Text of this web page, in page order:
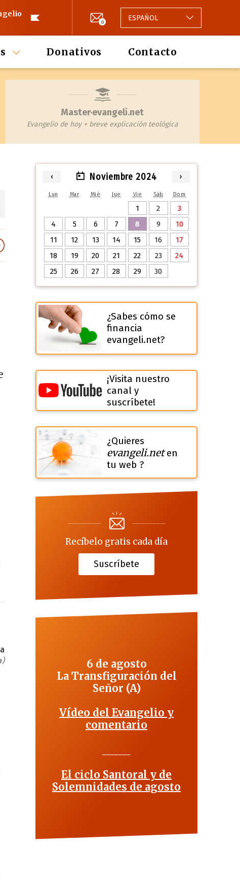
0 ESPAÑOL
Donativos Contacto
Master·evangeli.net
Evangelio de hoy + breve explicación teológica
‹ Noviembre 2024 ›
Lun Mar Mié Jue Vie Sáb Dom
1 2
3
4
5 6 7 8 9
10
11
12 13 14 15 16
17
18
19 20 21 22 23
24
25
26 27 28 29 30
¿Sabes cómo se
financia
evangeli.net?
¡Visita nuestro
canal y
suscríbete!
¿Quieres
evangeli.neten
tu web ?
Recíbelo gratis cada día
Suscríbete
6 de agosto
La Transfiguración del
Señor (A)
Vídeo del Evangelio y
comentario
El ciclo Santoral y de
Solemnidades de agosto